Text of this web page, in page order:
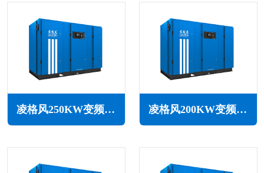
凌格风250KW变频空压机LSV系列 凌格风200KW变频空压机LSV系列